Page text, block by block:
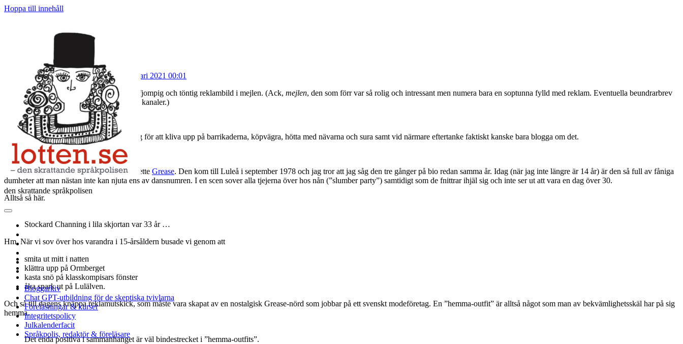
Hoppa till innehåll
den skrattande språkpolisen
öppna
primär
meny
twitter
instagram
rss
e-
post
Bloggarkiv
Chat GPT-utbildning för de skeptiska tvivlarna
Föreläsningar & kurser
Integritetspolicy
Julkalenderfacit
Språkpolis, redaktör & föreläsare
trams
Vad har ni på er hemma?
Publicerat avLotten Bergmanden
27 januari 2021 00:01
Igår fick jag en sån oerhört fjantig, larvig, fjompig och töntig reklambild i mejlen. (Ack, mejlen, den som förr var så rolig och intressant men numera bara en soptunna fylld med reklam. Eventuella beundrarbrev
eller jobberbjudanden kommer i helt andra kanaler.)
Jag baxnade, sparade bilden, bestämde mig för att kliva upp på barrikaderna, köpvägra, hötta med nävarna och sura samt vid närmare eftertanke faktiskt kanske bara blogga om det.
Men först lite bakgrundstankar.
Det var en gång en förtjusande film som hette Grease. Den kom till Luleå i september 1978 och jag tror att jag såg den tre gånger på bio redan samma år. Idag (när jag inte längre är 14 år) är den så full av fåniga
dumheter att man nästan inte kan njuta ens av dansnumren. I en scen sover alla tjejerna över hos nån (”slumber party”) samtidigt som de fnittrar ihjäl sig och inte ser ut att vara en dag över 30.
Alltså så här.
Stockard Channing i lila skjortan var 33 år …
Hm. När vi sov över hos varandra i 15-årsåldern busade vi genom att
smita ut mitt i natten
klättra upp på Ormberget
kasta snö på klasskompisars fönster
åka spark ut på Lulälven.
Och så till dagens knäppa reklamutskick, som måste vara skapat av en nostalgisk Grease-nörd som jobbar på ett svenskt modeföretag. En ”hemma-outfit” är alltså något som man av bekvämlighetsskäl har på sig
hemma.
Det enda positiva i sammanhanget är väl bindestrecket i ”hemma-outfits”.